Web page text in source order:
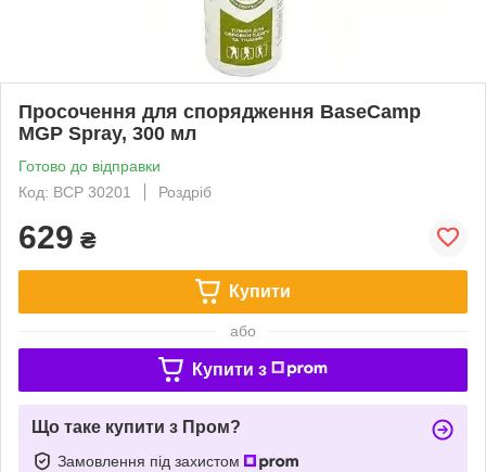
Просочення для спорядження BaseCamp
MGP Spray, 300 мл
Готово до відправки
Код: BCP 30201
Роздріб
629 ₴
Купити
або
Купити з
Що таке купити з Пром?
Замовлення під захистом